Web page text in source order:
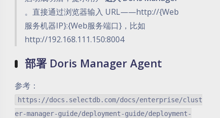
。直接通过浏览器输入 URL——http://{Web
服务机器IP}:{Web服务端口}，比如
http://192.168.111.150:8004
部署 Doris Manager Agent
参考：
https://docs.selectdb.com/docs/enterprise/clust
er-manager-guide/deployment-guide/deployment-